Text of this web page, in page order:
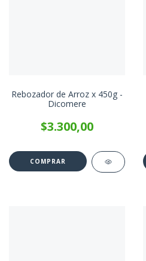
Rebozador de Arroz x 450g -
Dicomere
$3.300,00